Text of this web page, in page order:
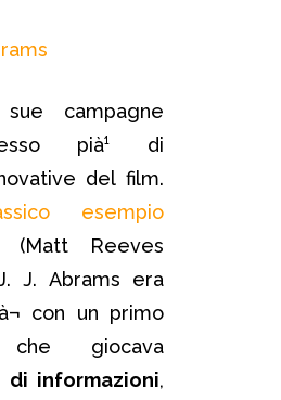
campagne
pià¹ di
del film.
esempio
(Matt Reeves
J. Abrams era
con un primo
giocava
di informazioni,